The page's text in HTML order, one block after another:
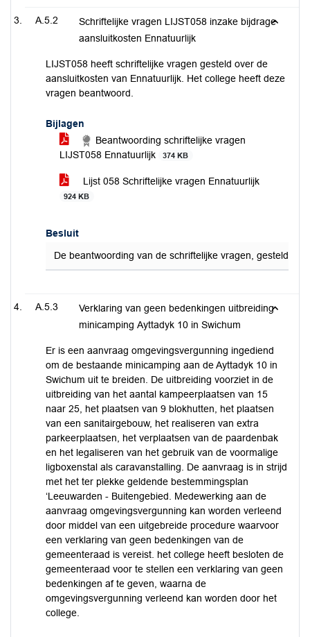
A.5.2
Schriftelijke vragen LIJST058 inzake bijdrage
aansluitkosten Ennatuurlijk
LIJST058 heeft schriftelijke vragen gesteld over de
aansluitkosten van Ennatuurlijk. Het college heeft deze
vragen beantwoord.
Bijlagen
Beantwoording schriftelijke vragen
LIJST058 Ennatuurlijk
374 KB
Lijst 058 Schriftelijke vragen Ennatuurlijk
924 KB
Besluit
De beantwoording van de schriftelijke vragen, gesteld
A.5.3
Verklaring van geen bedenkingen uitbreiding
minicamping Ayttadyk 10 in Swichum
Er is een aanvraag omgevingsvergunning ingediend
om de bestaande minicamping aan de Ayttadyk 10 in
Swichum uit te breiden. De uitbreiding voorziet in de
uitbreiding van het aantal kampeerplaatsen van 15
naar 25, het plaatsen van 9 blokhutten, het plaatsen
van een sanitairgebouw, het realiseren van extra
parkeerplaatsen, het verplaatsen van de paardenbak
en het legaliseren van het gebruik van de voormalige
ligboxenstal als caravanstalling. De aanvraag is in strijd
met het ter plekke geldende bestemmingsplan
‘Leeuwarden - Buitengebied. Medewerking aan de
aanvraag omgevingsvergunning kan worden verleend
door middel van een uitgebreide procedure waarvoor
een verklaring van geen bedenkingen van de
gemeenteraad is vereist. het college heeft besloten de
gemeenteraad voor te stellen een verklaring van geen
bedenkingen af te geven, waarna de
omgevingsvergunning verleend kan worden door het
college.